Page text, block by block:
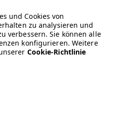
und Cookies von
zu analysieren und
verbessern. Sie können alle
konfigurieren. Weitere
Cookie-Richtlinie
the brand